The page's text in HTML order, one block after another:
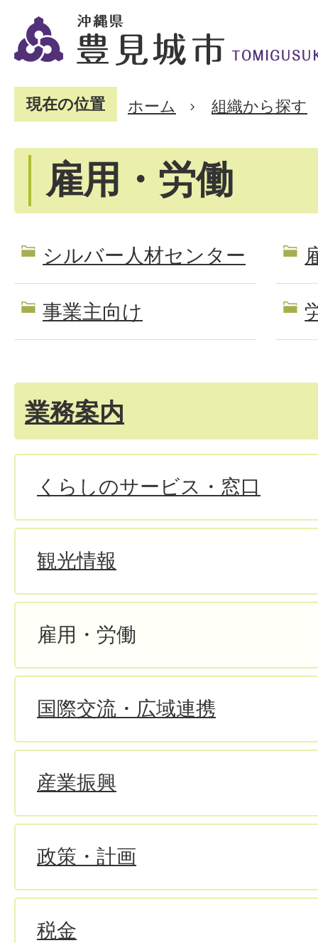
現在の位置 ホーム 組織から探す
雇用・労働
シルバー人材センター
事業主向け
業務案内
くらしのサービス・窓口
観光情報
雇用・労働
国際交流・広域連携
産業振興
政策・計画
税金